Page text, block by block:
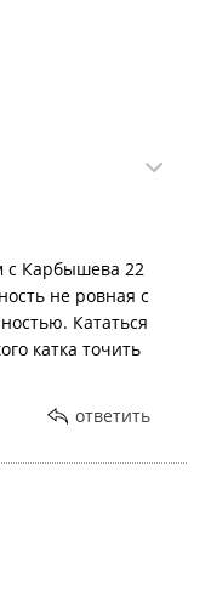
с Карбышева 22
не ровная с
Кататься
катка точить
ответить